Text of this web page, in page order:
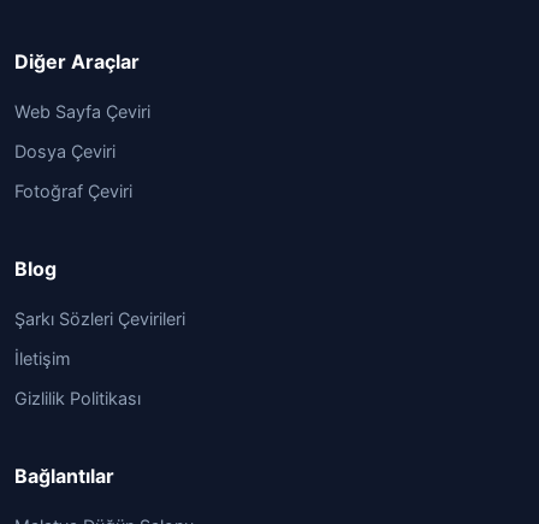
Diğer Araçlar
Web Sayfa Çeviri
Dosya Çeviri
Fotoğraf Çeviri
Blog
Şarkı Sözleri Çevirileri
İletişim
Gizlilik Politikası
Bağlantılar